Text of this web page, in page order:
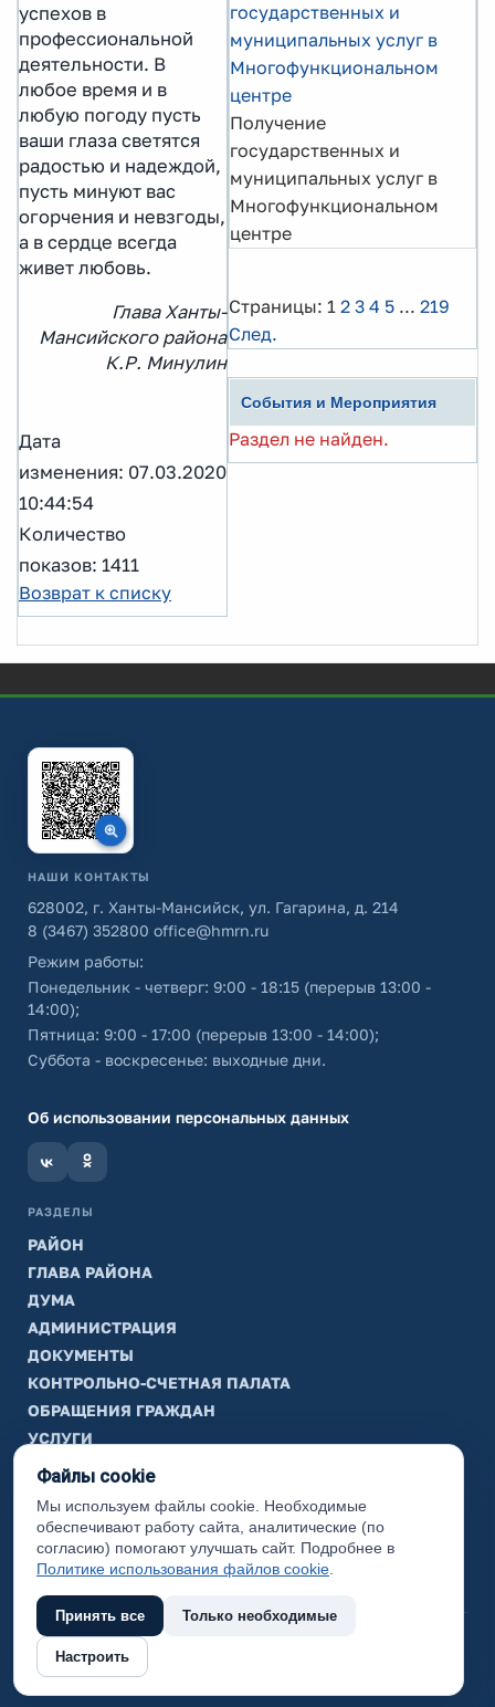
успехов в
профессиональной
деятельности. В
любое время и в
любую погоду пусть
ваши глаза светятся
радостью и надеждой,
пусть минуют вас
огорчения и невзгоды,
а в сердце всегда
живет любовь.
Глава Ханты-
Мансийского района
К.Р. Минулин
Дата
изменения: 07.03.2020
10:44:54
Количество
показов: 1411
Возврат к списку
государственных и
муниципальных услуг в
Многофункциональном
центре
Получение
государственных и
муниципальных услуг в
Многофункциональном
центре
Страницы: 1 2 3 4 5 ... 219
След.
События и Мероприятия
Раздел не найден.
НАШИ КОНТАКТЫ
628002, г. Ханты-Мансийск, ул. Гагарина, д. 214
8 (3467) 352800 office@hmrn.ru
Режим работы:
Понедельник - четверг: 9:00 - 18:15 (перерыв 13:00 -
14:00);
Пятница: 9:00 - 17:00 (перерыв 13:00 - 14:00);
Суббота - воскресенье: выходные дни.
Об использовании персональных данных
РАЗДЕЛЫ
РАЙОН
ГЛАВА РАЙОНА
ДУМА
АДМИНИСТРАЦИЯ
ДОКУМЕНТЫ
КОНТРОЛЬНО-СЧЕТНАЯ ПАЛАТА
ОБРАЩЕНИЯ ГРАЖДАН
УСЛУГИ
ТИК
ИНФОРМАЦИЯ
Законодательная карта
Карта сайта
(с) 2017 Ханты-Мансийский район, официальный сайт
администрации
Файлы cookie
Мы используем файлы cookie. Необходимые
обеспечивают работу сайта, аналитические (по
согласию) помогают улучшать сайт. Подробнее в
Политике использования файлов cookie
Принять все Только необходимые
Настроить